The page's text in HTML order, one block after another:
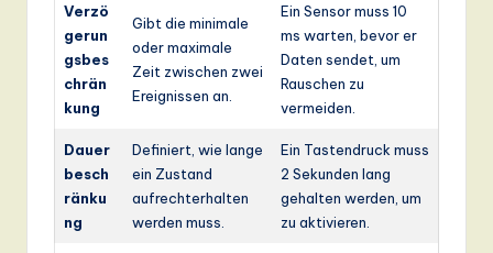
Verzö
gerun
gsbes
chrän
kung
Gibt die minimale
oder maximale
Zeit zwischen zwei
Ereignissen an.
Ein Sensor muss 10
ms warten, bevor er
Daten sendet, um
Rauschen zu
vermeiden.
Dauer
besch
ränku
ng
Definiert, wie lange
ein Zustand
aufrechterhalten
werden muss.
Ein Tastendruck muss
2 Sekunden lang
gehalten werden, um
zu aktivieren.